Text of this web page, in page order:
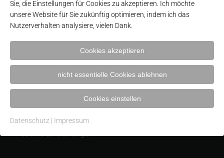
NÜTZLICHE LINKS
Kontakt
Impressum
Datenschutzerklärung
Cookie Einstellungen
Sie, die Einstellungen für Cookies zu akzeptieren. Ich möchte
unsere Website für Sie zukünftig optimieren, indem ich das
Nutzerverhalten analysiere, vielen Dank.
Cookies akzeptieren
nicht essentielle Cookies ablehnen
Cookies einstellen
Datenschutz | Impressum